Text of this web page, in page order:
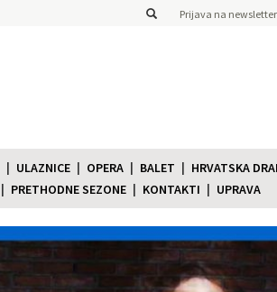
Prijava na newsletter
ULAZNICE OPERA BALET HRVATSKA
PRETHODNE SEZONE KONTAKTI UPRAVA